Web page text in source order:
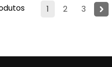
1 2 3